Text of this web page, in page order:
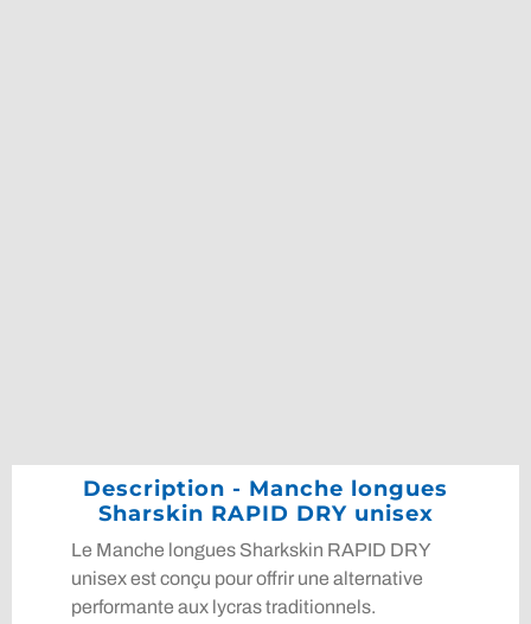
Description - Manche longues
Sharskin RAPID DRY unisex
Le Manche longues Sharkskin RAPID DRY
unisex est conçu pour offrir une alternative
performante aux lycras traditionnels.